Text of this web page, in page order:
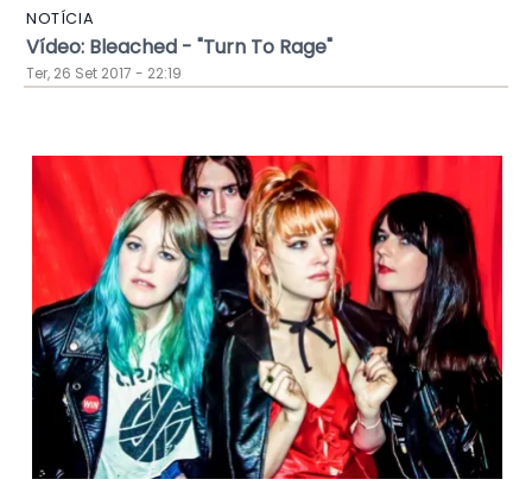
NOTÍCIA
Vídeo: Bleached - "Turn To Rage"
Ter, 26 Set 2017 - 22:19